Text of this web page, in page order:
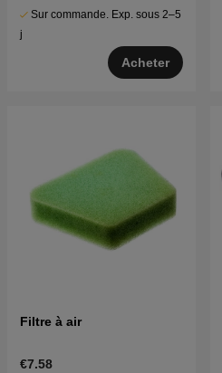
Sur commande. Exp. sous 2–5
j
Acheter
Filtre à air
€7.58